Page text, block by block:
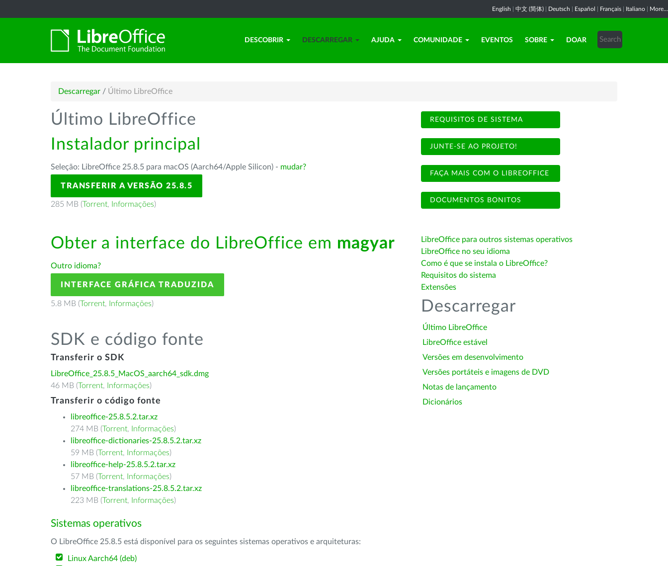
English 中文 (简体) Deutsch Español Français Italiano More...
DESCOBRIR DESCARREGAR AJUDA COMUNIDADE EVENTOS SOBRE DOAR
Descarregar / Último LibreOffice
Último LibreOffice
Instalador principal
Seleção: LibreOffice 25.8.5 para macOS (Aarch64/Apple Silicon) - mudar?
TRANSFERIR A VERSÃO 25.8.5
285 MB (Torrent, Informações)
Obter a interface do LibreOffice em magyar
Outro idioma?
INTERFACE GRÁFICA TRADUZIDA
5.8 MB (Torrent, Informações)
SDK e código fonte
Transferir o SDK
LibreOffice_25.8.5_MacOS_aarch64_sdk.dmg
46 MB (Torrent, Informações)
Transferir o código fonte
libreoffice-25.8.5.2.tar.xz
274 MB (Torrent, Informações)
libreoffice-dictionaries-25.8.5.2.tar.xz
59 MB (Torrent, Informações)
libreoffice-help-25.8.5.2.tar.xz
57 MB (Torrent, Informações)
libreoffice-translations-25.8.5.2.tar.xz
223 MB (Torrent, Informações)
Sistemas operativos
O LibreOffice 25.8.5 está disponível para os seguintes sistemas operativos e arquiteturas:
Linux Aarch64 (deb)
REQUISITOS DE SISTEMA
JUNTE-SE AO PROJETO!
FAÇA MAIS COM O LIBREOFFICE
DOCUMENTOS BONITOS
LibreOffice para outros sistemas operativos
LibreOffice no seu idioma
Como é que se instala o LibreOffice?
Requisitos do sistema
Extensões
Descarregar
Último LibreOffice
LibreOffice estável
Versões em desenvolvimento
Versões portáteis e imagens de DVD
Notas de lançamento
Dicionários